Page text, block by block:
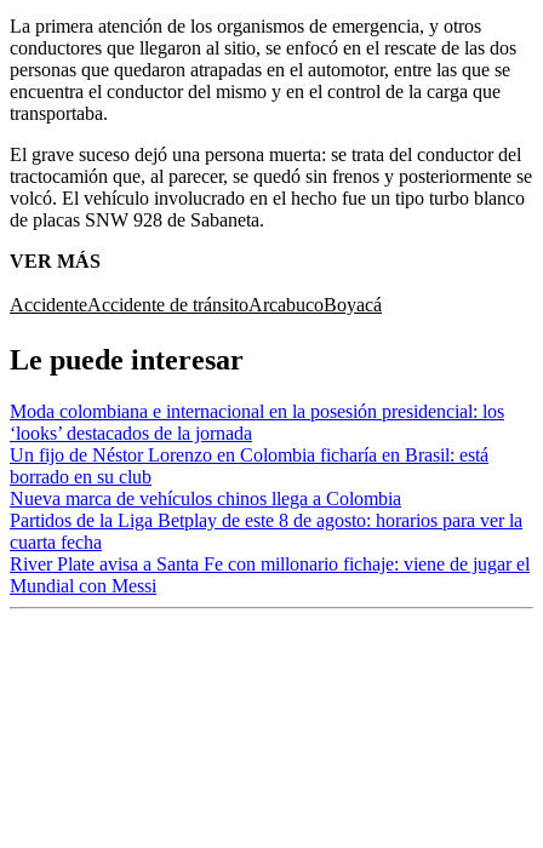
La primera atención de los organismos de emergencia, y otros
conductores que llegaron al sitio, se enfocó en el rescate de las dos
personas que quedaron atrapadas en el automotor, entre las que se
encuentra el conductor del mismo y en el control de la carga que
transportaba.
El grave suceso dejó una persona muerta: se trata del conductor del
tractocamión que, al parecer, se quedó sin frenos y posteriormente se
volcó. El vehículo involucrado en el hecho fue un tipo turbo blanco
de placas SNW 928 de Sabaneta.
VER MÁS
AccidenteAccidente de tránsitoArcabucoBoyacá
Le puede interesar
Moda colombiana e internacional en la posesión presidencial: los
‘looks’ destacados de la jornada
Un fijo de Néstor Lorenzo en Colombia ficharía en Brasil: está
borrado en su club
Nueva marca de vehículos chinos llega a Colombia
Partidos de la Liga Betplay de este 8 de agosto: horarios para ver la
cuarta fecha
River Plate avisa a Santa Fe con millonario fichaje: viene de jugar el
Mundial con Messi